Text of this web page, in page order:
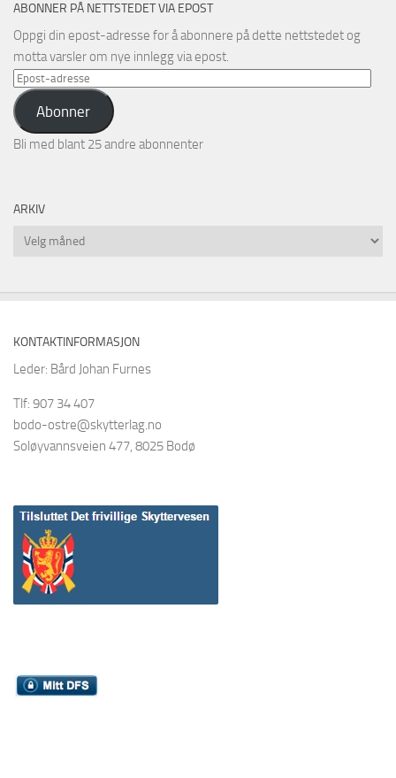
ABONNER PÅ NETTSTEDET VIA EPOST
Oppgi din epost-adresse for å abonnere på dette nettstedet og
motta varsler om nye innlegg via epost.
Epost-
adresse
Abonner
Bli med blant 25 andre abonnenter
ARKIV
Arkiv
KONTAKTINFORMASJON
Leder: Bård Johan Furnes
Tlf: 907 34 407
bodo-ostre@skytterlag.no
Soløyvannsveien 477, 8025 Bodø